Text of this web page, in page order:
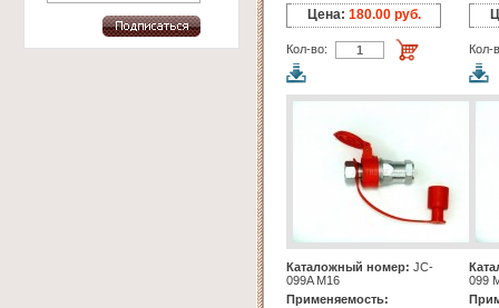
Цена: 180.00 руб.
Кол-во:
Каталожный номер: JC-
099A M16
Применяемость:
Кол-
099